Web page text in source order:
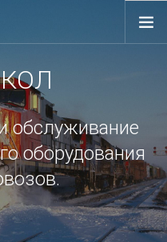
обслуживание
оборудования